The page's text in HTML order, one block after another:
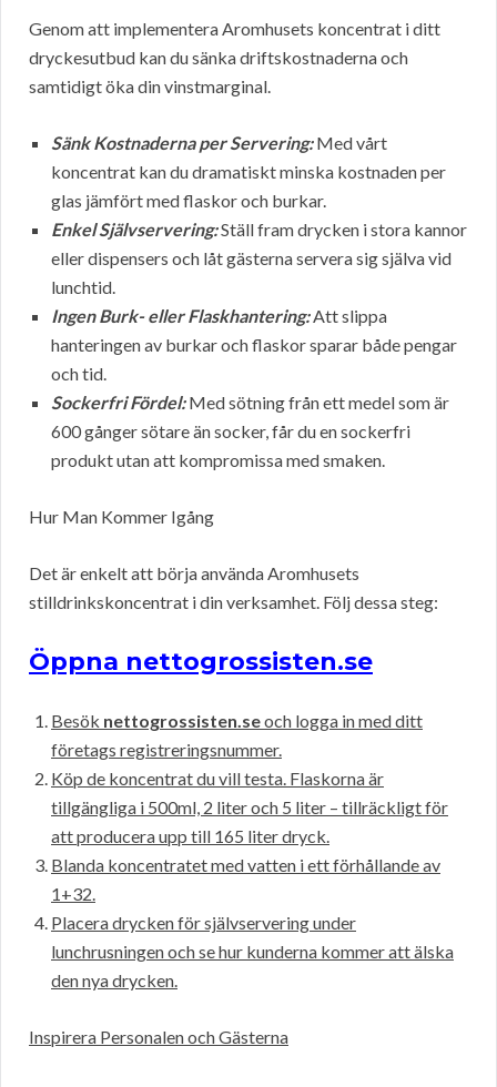
Genom att implementera Aromhusets koncentrat i ditt
dryckesutbud kan du sänka driftskostnaderna och
samtidigt öka din vinstmarginal.
Sänk Kostnaderna per Servering:Med vårt
koncentrat kan du dramatiskt minska kostnaden per
glas jämfört med flaskor och burkar.
Enkel Självservering:Ställ fram drycken i stora kannor
eller dispensers och låt gästerna servera sig själva vid
lunchtid.
Ingen Burk- eller Flaskhantering:Att slippa
hanteringen av burkar och flaskor sparar både pengar
och tid.
Sockerfri Fördel:Med sötning från ett medel som är
600 gånger sötare än socker, får du en sockerfri
produkt utan att kompromissa med smaken.
Hur Man Kommer Igång
Det är enkelt att börja använda Aromhusets
stilldrinkskoncentrat i din verksamhet. Följ dessa steg:
Öppna nettogrossisten.se
Besök nettogrossisten.seoch logga in med ditt
företags registreringsnummer.
Köp de koncentrat du vill testa. Flaskorna är
tillgängliga i 500ml, 2 liter och 5 liter – tillräckligt för
att producera upp till 165 liter dryck.
Blanda koncentratet med vatten i ett förhållande av
1+32.
Placera drycken för självservering under
lunchrusningen och se hur kunderna kommer att älska
den nya drycken.
Inspirera Personalen och Gästerna